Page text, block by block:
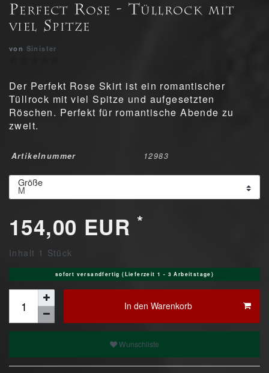
Perfect Rose - Tüllrock mit
viel Spitze
von Sinister
Der Perfekt Rose Skirt ist ein romantischer
Tüllrock mit viel Spitze und aufgesetzten
Röschen. Perfekt für romantische Abende zu
zweit.
Artikelnummer 12983
Größe
154,00 EUR*
Inhalt 1 Stück
sofort versandfertig (Lieferzeit 1 - 3 Arbeitstage)
In den Warenkorb
Wunschliste